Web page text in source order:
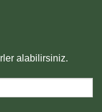
alabilirsiniz.